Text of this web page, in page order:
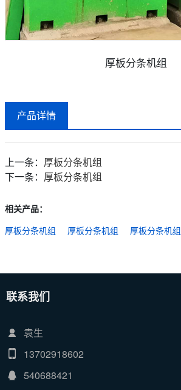
厚板分条机组
产品详情
上一条： 厚板分条机组
下一条： 厚板分条机组
相关产品：
厚板分条机组
厚板分条机组 厚板分条机组
联系我们
袁生
13702918602
540688421